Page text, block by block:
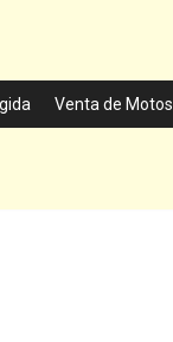
Venta de Motos